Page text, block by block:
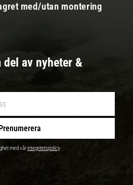
med/utan montering
del av nyheter &
med vårintegritetspolicy.